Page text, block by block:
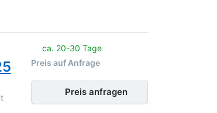
vor.
ca. 20-30 Tage
Preis auf Anfrage
Preis anfragen